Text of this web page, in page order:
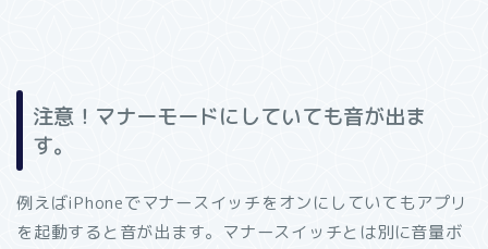
注意！マナーモードにしていても音が出ま
す。
例えばiPhoneでマナースイッチをオンにしていてもアプリ
を起動すると音が出ます。マナースイッチとは別に音量ボ